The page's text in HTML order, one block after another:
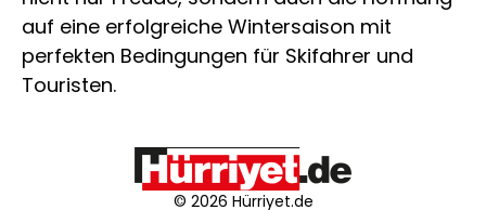
auf eine erfolgreiche Wintersaison mit
perfekten Bedingungen für Skifahrer und
Touristen.
© 2026 Hürriyet.de